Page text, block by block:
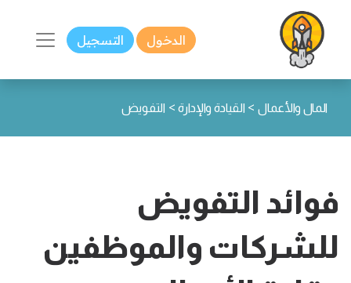
الدخول التسجيل
المال والأعمال > القيادة والإدارة > التفويض
فوائد التفويض
للشركات والموظفين